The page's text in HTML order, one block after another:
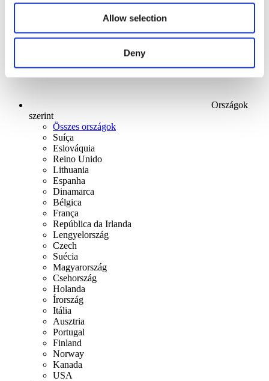
Allow selection
Deny
Országok
szerint
Összes országok
Suíça
Eslováquia
Reino Unido
Lithuania
Espanha
Dinamarca
Bélgica
França
República da Irlanda
Lengyelország
Czech
Suécia
Magyarország
Csehország
Holanda
Írország
Itália
Ausztria
Portugal
Finland
Norway
Kanada
USA